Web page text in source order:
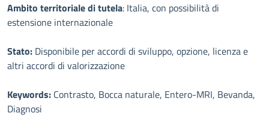
Ambito territoriale di tutela: Italia, con possibilità di
estensione internazionale
Stato: Disponibile per accordi di sviluppo, opzione, licenza e
altri accordi di valorizzazione
Keywords: Contrasto, Bocca naturale, Entero-MRI, Bevanda,
Diagnosi